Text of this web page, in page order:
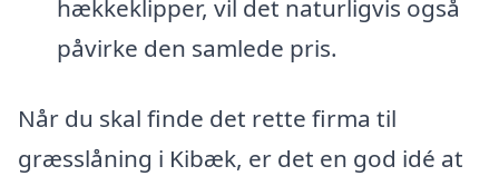
hækkeklipper, vil det naturligvis også
påvirke den samlede pris.
Når du skal finde det rette firma til
græsslåning i Kibæk, er det en god idé at